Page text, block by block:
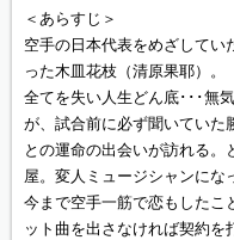
＜あらすじ＞
空手の日本代表をめざしてい
った木皿花枝（清原果耶）。
全てを失い人生どん底･･･無
が、試合前に必ず聞いていた
との運命の出会いが訪れる
屋。変人ミュージシャンにな
今まで空手一筋で恋もしたこ
ット曲を出さなければ契約